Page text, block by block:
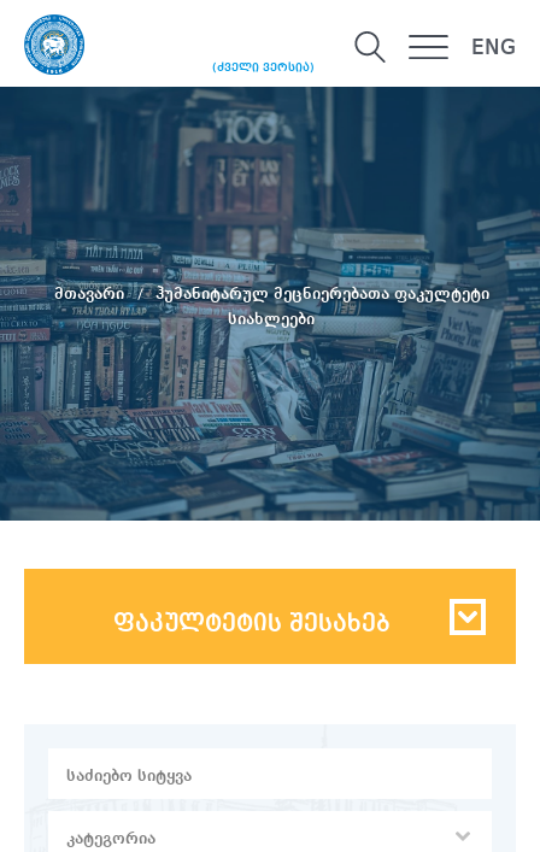
(ძველი ვერსია)
ENG
მთავარი
ჰუმანიტარულ მეცნიერებათა ფაკულტეტი
სიახლეები
ფაკულტეტის შესახებ